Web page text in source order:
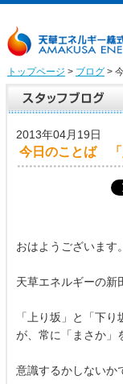
トップページ > ブログ>
2013年04月19日
今日のことば 「
おはようございます。
天草エネルギーの新
「上り坂」と「下
が、常に「まさか」
意識するかしないか